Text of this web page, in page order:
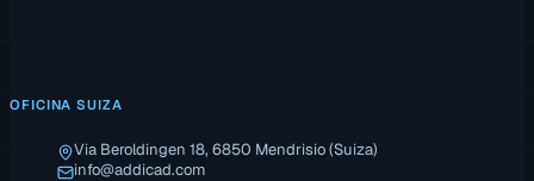
OFICINA SUIZA
Via Beroldingen 18, 6850 Mendrisio (Suiza)
info@addicad.com